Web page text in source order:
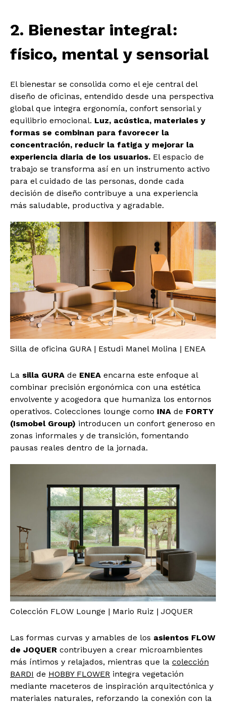
2. Bienestar integral:
físico, mental y sensorial
El bienestar se consolida como el eje central del
diseño de oficinas, entendido desde una perspectiva
global que integra ergonomía, confort sensorial y
equilibrio emocional. Luz, acústica, materiales y
formas se combinan para favorecer la
concentración, reducir la fatiga y mejorar la
experiencia diaria de los usuarios. El espacio de
trabajo se transforma así en un instrumento activo
para el cuidado de las personas, donde cada
decisión de diseño contribuye a una experiencia
más saludable, productiva y agradable.
Silla de oficina GURA | Estudi Manel Molina | ENEA
La silla GURA de ENEA encarna este enfoque al
combinar precisión ergonómica con una estética
envolvente y acogedora que humaniza los entornos
operativos. Colecciones lounge como INA de FORTY
(Ismobel Group) introducen un confort generoso en
zonas informales y de transición, fomentando
pausas reales dentro de la jornada.
Colección FLOW Lounge | Mario Ruiz | JOQUER
Las formas curvas y amables de los asientos FLOW
de JOQUER contribuyen a crear microambientes
más íntimos y relajados, mientras que la colección
BARDI de HOBBY FLOWER integra vegetación
mediante maceteros de inspiración arquitectónica y
materiales naturales, reforzando la conexión con la